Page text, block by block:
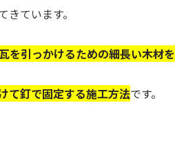
きています。
を引っかけるための細長い木材を
て釘で固定する施工方法です。